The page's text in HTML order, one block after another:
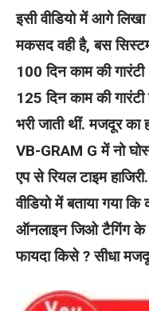
इसी वीडियो में आगे
मकसद वही है, बस
100 दिन काम की
125 दिन काम की
भरी जाती थीं. मजदूर का
VB-GRAM G में नो
एप से रियल टाइम
वीडियो में बताया गया
ऑनलाइन जिओ टैगिंग के
फायदा किसे ? सीधा